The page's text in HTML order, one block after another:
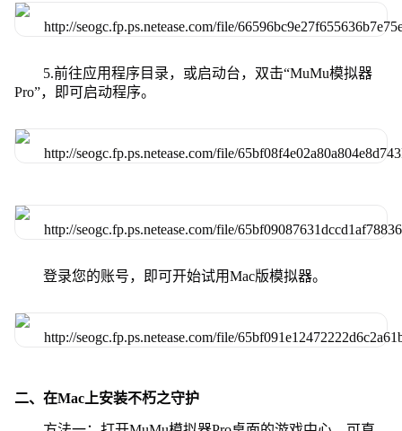
5.前往应用程序目录，或启动台，双击“MuMu模拟器
Pro”，即可启动程序。
登录您的账号，即可开始试用Mac版模拟器。
二、在Mac上安装不朽之守护